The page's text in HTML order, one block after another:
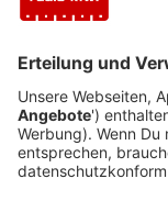
spätestens
Wesel
Menschen
Badesee.
Eine Karte findet
https://